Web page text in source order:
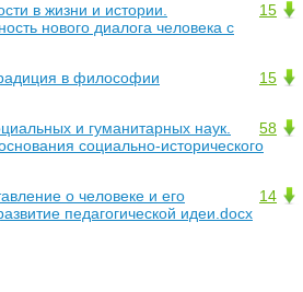
15
в жизни и истории.
нового диалога человека с
15
в философии
58
и гуманитарных наук.
социально-исторического
14
о человеке и его
педагогической идеи.docx